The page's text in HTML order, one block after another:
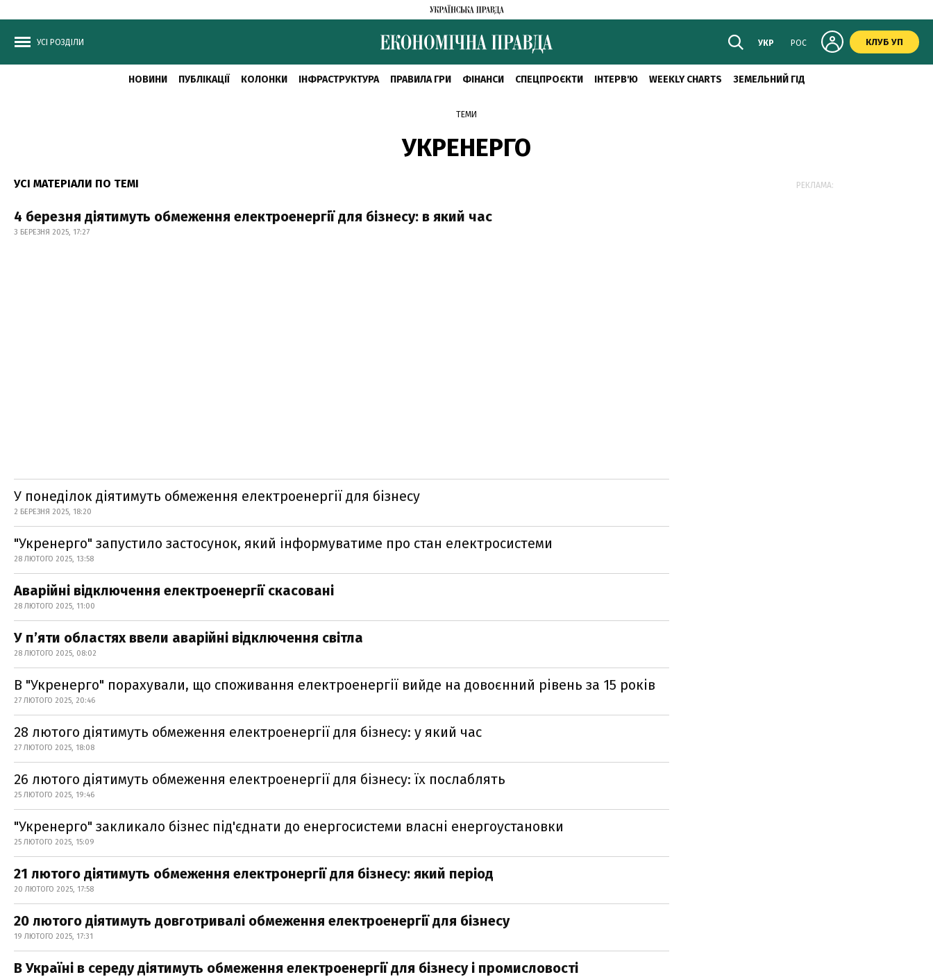
УСІ РОЗДІЛИ УКР РОС КЛУБ УП
НОВИНИ ПУБЛІКАЦІЇ КОЛОНКИ ІНФРАСТРУКТУРА ПРАВИЛА ГРИ ФІНАНСИ СПЕЦПРОЄКТИ ІНТЕРВ'Ю WEEKLY CHARTS ЗЕМЕЛЬНИЙ ГІД
ТЕМИ
УКРЕНЕРГО
УСІ МАТЕРІАЛИ ПО ТЕМІ
4 березня діятимуть обмеження електроенергії для бізнесу: в який час
3 БЕРЕЗНЯ 2025, 17:27
У понеділок діятимуть обмеження електроенергії для бізнесу
2 БЕРЕЗНЯ 2025, 18:20
"Укренерго" запустило застосунок, який інформуватиме про стан електросистеми
28 ЛЮТОГО 2025, 13:58
Аварійні відключення електроенергії скасовані
28 ЛЮТОГО 2025, 11:00
У пʼяти областях ввели аварійні відключення світла
28 ЛЮТОГО 2025, 08:02
В "Укренерго" порахували, що споживання електроенергії вийде на довоєнний рівень за 15 років
27 ЛЮТОГО 2025, 20:46
28 лютого діятимуть обмеження електроенергії для бізнесу: у який час
27 ЛЮТОГО 2025, 18:08
26 лютого діятимуть обмеження електроенергії для бізнесу: їх послаблять
25 ЛЮТОГО 2025, 19:46
"Укренерго" закликало бізнес під'єднати до енергосистеми власні енергоустановки
25 ЛЮТОГО 2025, 15:09
21 лютого діятимуть обмеження електронергії для бізнесу: який період
20 ЛЮТОГО 2025, 17:58
20 лютого діятимуть довготривалі обмеження електроенергії для бізнесу
19 ЛЮТОГО 2025, 17:31
В Україні в середу діятимуть обмеження електроенергії для бізнесу і промисловості
РЕКЛАМА: